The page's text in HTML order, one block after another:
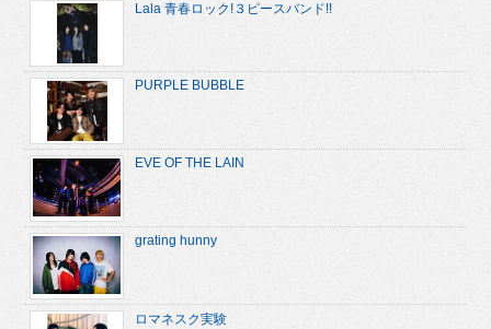
Lala 青春ロック!３ピースバンド!!
PURPLE BUBBLE
EVE OF THE LAIN
grating hunny
ロマネスク実験